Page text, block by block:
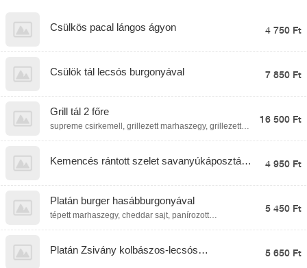
Csülkös pacal lángos ágyon 4 750 Ft
Csülök tál lecsós burgonyával 7 850 Ft
Grill tál 2 főre
supreme csirkemell, grillezett marhaszegy, grillezett
hasábburgonya, aglio olio mártás
16 500 Ft
Kemencés rántott szelet savanyúkáposztás
4 950 Ft
Platán burger hasábburgonyával
tépett marhaszegy, cheddar sajt, panírozott
5 450 Ft
Platán Zsivány kolbászos-lecsós
5 650 Ft